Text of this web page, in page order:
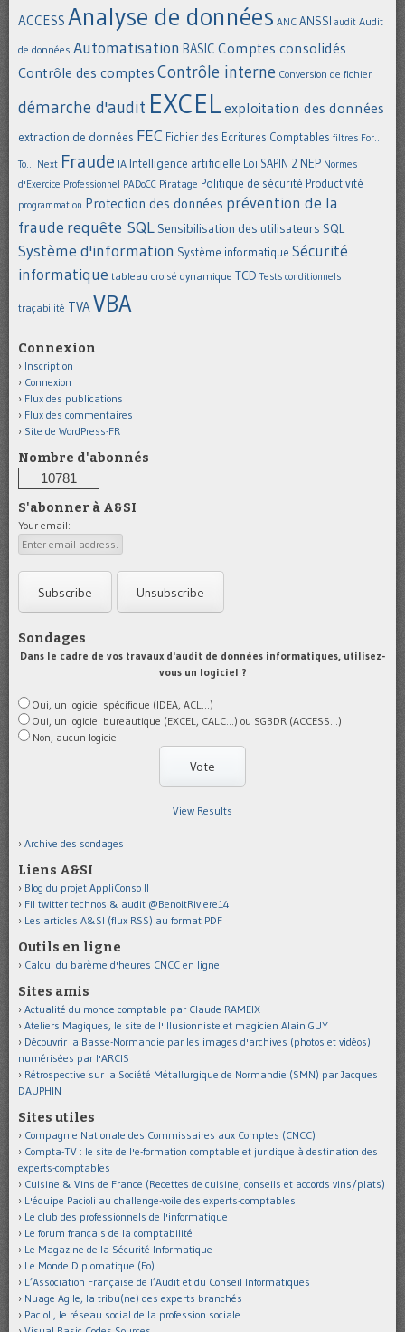
ACCESS Analyse de données ANC ANSSI audit Audit
de données Automatisation BASIC Comptes consolidés
Contrôle des comptes Contrôle interne Conversion de fichier
démarche d'audit EXCEL exploitation des données
extraction de données FEC Fichier des Ecritures Comptables filtres For...
To... Next Fraude IA Intelligence artificielle Loi SAPIN 2 NEP Normes
d'Exercice Professionnel PADoCC Piratage Politique de sécurité Productivité
programmation Protection des données prévention de la
fraude requête SQL Sensibilisation des utilisateurs SQL
Système d'information Système informatique Sécurité
informatique tableau croisé dynamique TCD Tests conditionnels
traçabilité TVAVBA
Connexion
Inscription
Connexion
Flux des publications
Flux des commentaires
Site de WordPress-FR
Nombre d'abonnés
10781
S'abonner à A&SI
Your email:
Sondages
Dans le cadre de vos travaux d'audit de données informatiques, utilisez-
vous un logiciel ?
Oui, un logiciel spécifique (IDEA, ACL...)
Oui, un logiciel bureautique (EXCEL, CALC...) ou SGBDR (ACCESS...)
Non, aucun logiciel
View Results
Archive des sondages
Liens A&SI
Blog du projet AppliConso II
Fil twitter technos & audit @BenoitRiviere14
Les articles A&SI (flux RSS) au format PDF
Outils en ligne
Calcul du barème d'heures CNCC en ligne
Sites amis
Actualité du monde comptable par Claude RAMEIX
Ateliers Magiques, le site de l'illusionniste et magicien Alain GUY
Découvrir la Basse-Normandie par les images d'archives (photos et vidéos)
numérisées par l'ARCIS
Rétrospective sur la Société Métallurgique de Normandie (SMN) par Jacques
DAUPHIN
Sites utiles
Compagnie Nationale des Commissaires aux Comptes (CNCC)
Compta-TV : le site de l'e-formation comptable et juridique à destination des
experts-comptables
Cuisine & Vins de France (Recettes de cuisine, conseils et accords vins/plats)
L'équipe Pacioli au challenge-voile des experts-comptables
Le club des professionnels de l'informatique
Le forum français de la comptabilité
Le Magazine de la Sécurité Informatique
Le Monde Diplomatique (Eo)
L’Association Française de l’Audit et du Conseil Informatiques
Nuage Agile, la tribu(ne) des experts branchés
Pacioli, le réseau social de la profession sociale